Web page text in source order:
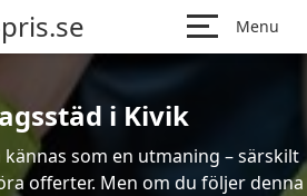
Menu
i Kivik
som en utmaning – särskilt
offerter. Men om du följer denna